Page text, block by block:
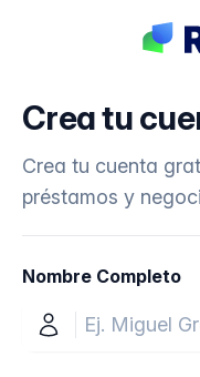
Crea tu
Crea tu cuenta
préstamos y
Nombre Completo